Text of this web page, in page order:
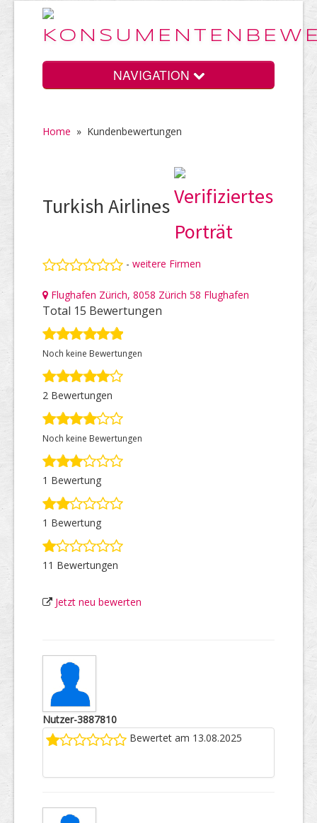
NAVIGATION
Home
HELP Awards
Top Firmen
Über uns
Home » Kundenbewertungen
Turkish Airlines
- weitere Firmen
Flughafen Zürich, 8058 Zürich 58 Flughafen
Total 15 Bewertungen
Noch keine Bewertungen
2 Bewertungen
Noch keine Bewertungen
1 Bewertung
1 Bewertung
11 Bewertungen
Jetzt neu bewerten
Nutzer-3887810
Bewertet am 13.08.2025